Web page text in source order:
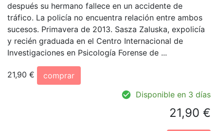
después su hermano fallece en un accidente de
tráfico. La policía no encuentra relación entre ambos
sucesos. Primavera de 2013. Sasza Zaluska, expolicía
y recién graduada en el Centro Internacional de
Investigaciones en Psicología Forense de ...
21,90 €
comprar
Disponible en 3 días
21,90 €